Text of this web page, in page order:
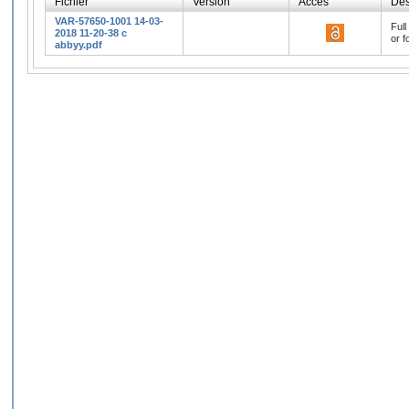
VAR-57650-1001 14-03-
2018 11-20-38 c
abbyy.pdf
or